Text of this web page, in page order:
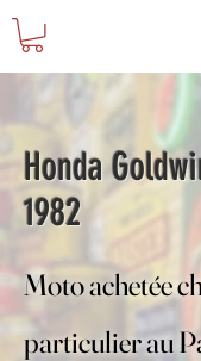
Honda
1982
Moto achetée
particulier au